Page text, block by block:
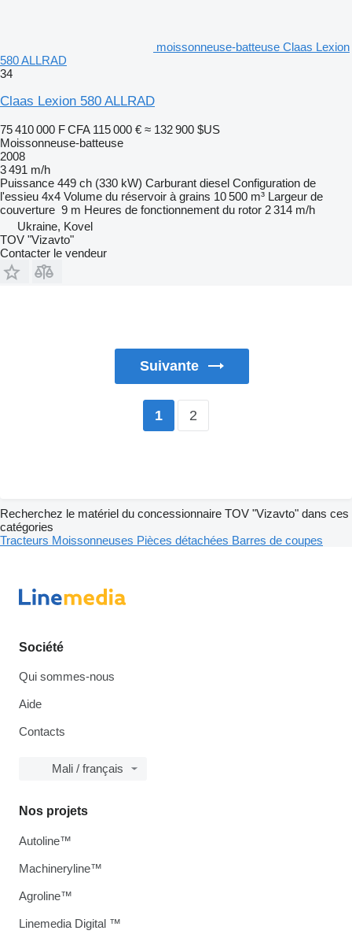
moissonneuse-batteuse Claas Lexion
580 ALLRAD
34
Claas Lexion 580 ALLRAD
75 410 000 F CFA 115 000 € ≈ 132 900 $US
Moissonneuse-batteuse
2008
3 491 m/h
Puissance 449 ch (330 kW) Carburant diesel Configuration de
l'essieu 4x4 Volume du réservoir à grains 10 500 m³ Largeur de
couverture 9 m Heures de fonctionnement du rotor 2 314 m/h
Ukraine, Kovel
TOV "Vizavto"
Contacter le vendeur
Suivante
1 2
Recherchez le matériel du concessionnaire TOV "Vizavto" dans ces
catégories
Tracteurs Moissonneuses Pièces détachées Barres de coupes
Société
Qui sommes-nous
Aide
Contacts
Mali / français
Nos projets
Autoline™
Machineryline™
Agroline™
Linemedia Digital ™